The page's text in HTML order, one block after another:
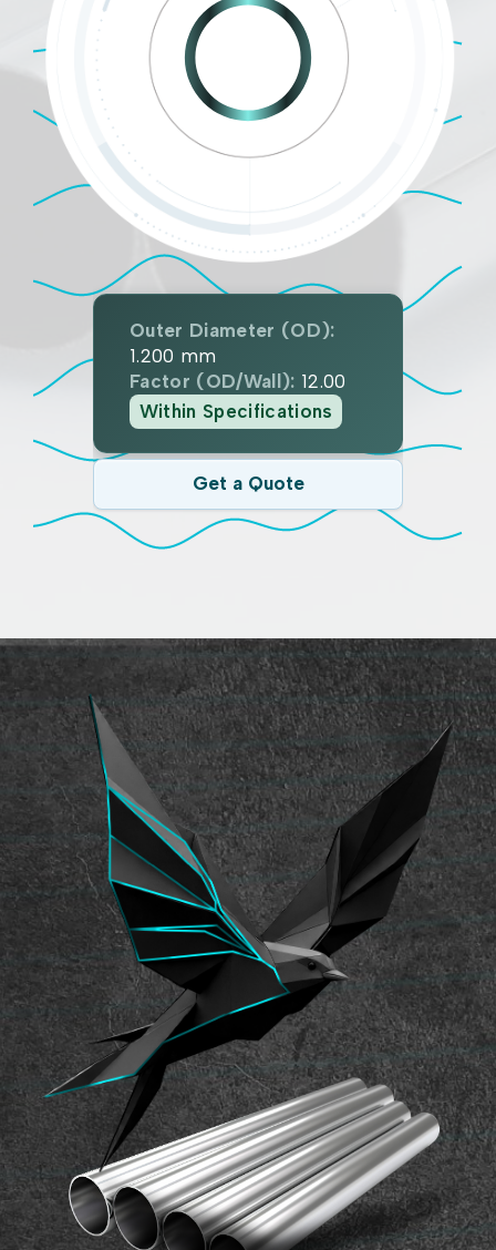
Outer Diameter (OD):
1.200 mm
Factor (OD/Wall): 12.00
Within Specifications
Get a Quote